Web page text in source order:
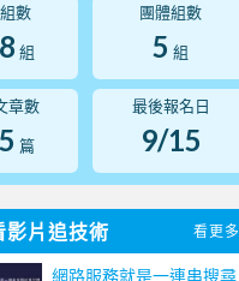
數
組
團體組數
5 組
章數
篇
最後報名日
9/15
影片追技術 看更多
網路服務就是一連串搜尋